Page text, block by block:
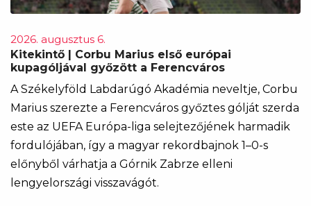
2026. augusztus 6.
Kitekintő | Corbu Marius első európai
kupagóljával győzött a Ferencváros
A Székelyföld Labdarúgó Akadémia neveltje, Corbu
Marius szerezte a Ferencváros győztes gólját szerda
este az UEFA Európa-liga selejtezőjének harmadik
fordulójában, így a magyar rekordbajnok 1–0-s
előnyből várhatja a Górnik Zabrze elleni
lengyelországi visszavágót.